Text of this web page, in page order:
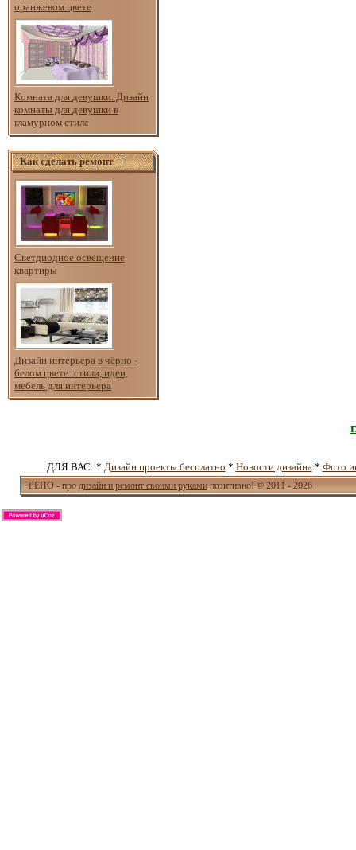
оранжевом цвете
Комната для девушки. Дизайн
комнаты для девушки в
гламурном стиле
Как сделать ремонт
Светдиодное освещение
квартиры
Дизайн интерьера в чёрно -
белом цвете: стили, идеи,
мебель для интерьера
ДЛЯ ВАС: * Дизайн проекты бесплатно * Новости дизайна* Фото
РЕПО - продизайн и ремонт своими рукамипозитивно! © 2011 - 2026